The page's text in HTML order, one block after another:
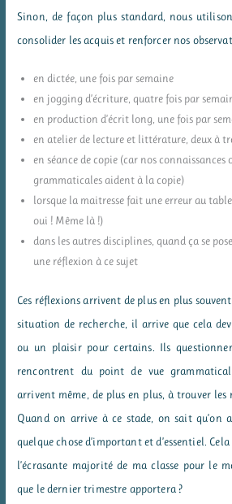
Sinon, de façon plus standard, nous
consolider les acquis et renforcer nos
en dictée, une fois par semaine
en jogging d’écriture, quatre fois par
en production d’écrit long, une fois par
en atelier de lecture et littérature, deux à
en séance de copie (car nos
grammaticales aident à la copie)
lorsque la maitresse fait une erreur au
oui ! Même là !)
dans les autres disciplines, quand ça se
une réflexion à ce sujet
Ces réflexions arrivent de plus en plus
situation de recherche, il arrive que cela
ou un plaisir pour certains. Ils
rencontrent du point de vue
arrivent même, de plus en plus, à trouver les
Quand on arrive à ce stade, on sait qu’on
quelque chose d’important et d’essentiel.
l’écrasante majorité de ma classe pour le
que le dernier trimestre apportera ?